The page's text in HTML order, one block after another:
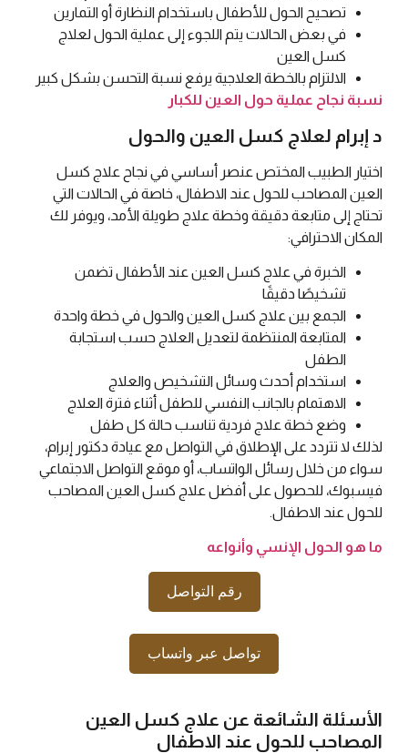
تصحيح الحول للأطفال باستخدام النظارة أو التمارين
في بعض الحالات يتم اللجوء إلى عملية الحول لعلاج
كسل العين
الالتزام بالخطة العلاجية يرفع نسبة التحسن بشكل كبير
نسبة نجاح عملية حول العين للكبار
د إبرام لعلاج كسل العين والحول
اختيار الطبيب المختص عنصر أساسي في نجاح علاج كسل
العين المصاحب للحول عند الاطفال، خاصة في الحالات التي
تحتاج إلى متابعة دقيقة وخطة علاج طويلة الأمد، ويوفر لك
المكان الاحترافي:
الخبرة في علاج كسل العين عند الأطفال تضمن
تشخيصًا دقيقًا
الجمع بين علاج كسل العين والحول في خطة واحدة
المتابعة المنتظمة لتعديل العلاج حسب استجابة
الطفل
استخدام أحدث وسائل التشخيص والعلاج
الاهتمام بالجانب النفسي للطفل أثناء فترة العلاج
وضع خطة علاج فردية تناسب حالة كل طفل
لذلك لا تتردد على الإطلاق في التواصل مع عيادة دكتور إبرام،
سواء من خلال رسائل الواتساب، أو موقع التواصل الاجتماعي
فيسبوك، للحصول على أفضل علاج كسل العين المصاحب
للحول عند الاطفال.
ما هو الحول الإنسي وأنواعه
رقم التواصل
تواصل عبر واتساب
الأسئلة الشائعة عن علاج كسل العين
المصاحب للحول عند الاطفال